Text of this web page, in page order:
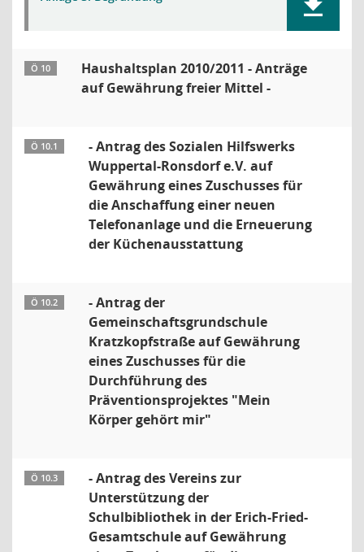
Ö 10
Haushaltsplan 2010/2011 - Anträge
auf Gewährung freier Mittel -
Ö 10.1
- Antrag des Sozialen Hilfswerks
Wuppertal-Ronsdorf e.V. auf
Gewährung eines Zuschusses für
die Anschaffung einer neuen
Telefonanlage und die Erneuerung
der Küchenausstattung
Ö 10.2
- Antrag der
Gemeinschaftsgrundschule
Kratzkopfstraße auf Gewährung
eines Zuschusses für die
Durchführung des
Präventionsprojektes "Mein
Körper gehört mir"
Ö 10.3
- Antrag des Vereins zur
Unterstützung der
Schulbibliothek in der Erich-Fried-
Gesamtschule auf Gewährung